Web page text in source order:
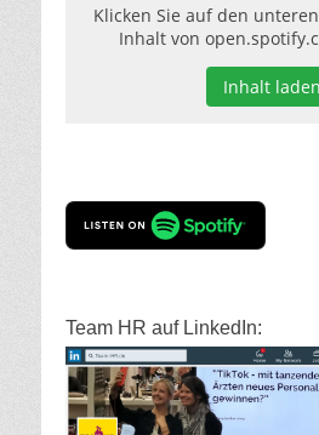
Klicken Sie auf den
Inhalt von
Inhalt laden
Team HR auf LinkedIn: